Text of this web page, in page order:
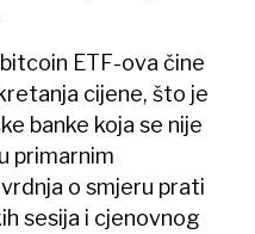
ETF-ova čine
cijene, što je
banke koja se nije
primarnim
o smjeru prati
sesija i cjenovnog